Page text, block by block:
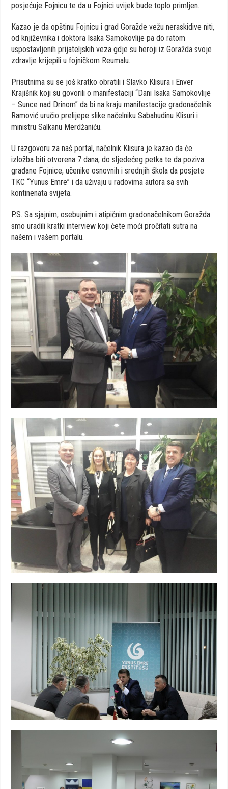
posjećuje Fojnicu te da u Fojnici uvijek bude toplo primljen.
Kazao je da opštinu Fojnicu i grad Goražde vežu neraskidive niti,
od književnika i doktora Isaka Samokovlije pa do ratom
uspostavljenih prijateljskih veza gdje su heroji iz Goražda svoje
zdravlje krijepili u fojničkom Reumalu.
Prisutnima su se još kratko obratili i Slavko Klisura i Enver
Krajišnik koji su govorili o manifestaciji “Dani Isaka Samokovlije
– Sunce nad Drinom” da bi na kraju manifestacije gradonačelnik
Ramović uručio prelijepe slike načelniku Sabahudinu Klisuri i
ministru Salkanu Merdžaniću.
U razgovoru za naš portal, načelnik Klisura je kazao da će
izložba biti otvorena 7 dana, do sljedećeg petka te da poziva
građane Fojnice, učenike osnovnih i srednjih škola da posjete
TKC “Yunus Emre” i da uživaju u radovima autora sa svih
kontinenata svijeta.
P.S. Sa sjajnim, osebujnim i atipičnim gradonačelnikom Goražda
smo uradili kratki interview koji ćete moći pročitati sutra na
našem i vašem portalu.